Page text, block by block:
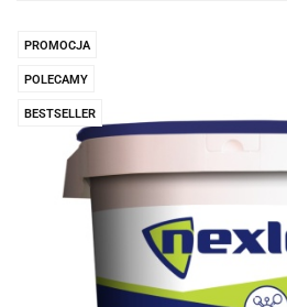
PROMOCJA
POLECAMY
BESTSELLER